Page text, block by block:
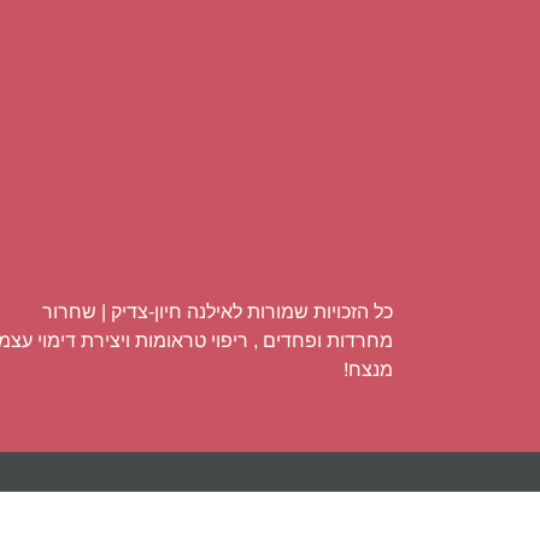
כל הזכויות שמורות לאילנה חיון-צדיק | שחרור
מחרדות ופחדים , ריפוי טראומות ויצירת דימוי
מנצח!